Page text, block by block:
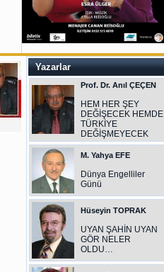
Yazarlar
Prof. Dr. Anıl ÇEÇEN
HEM HER ŞEY
DEĞİŞECEK HEMDE
TÜRKİYE
DEĞİŞMEYECEK
M. Yahya EFE
Dünya Engelliler
Günü
Hüseyin TOPRAK
UYAN ŞAHİN UYAN
GÖR NELER
OLDU…